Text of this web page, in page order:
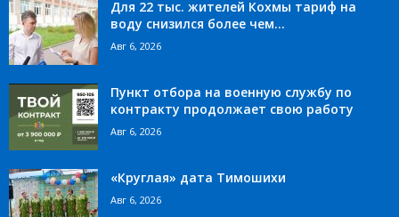
Для 22 тыс. жителей Кохмы тариф на
воду снизился более чем...
Авг 6, 2026
Пункт отбора на военную службу по
контракту продолжает свою работу
Авг 6, 2026
«Круглая» дата Тимошихи
Авг 6, 2026